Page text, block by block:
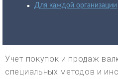
Для каждой организации
Учет покупок и продаж
специальных методов и